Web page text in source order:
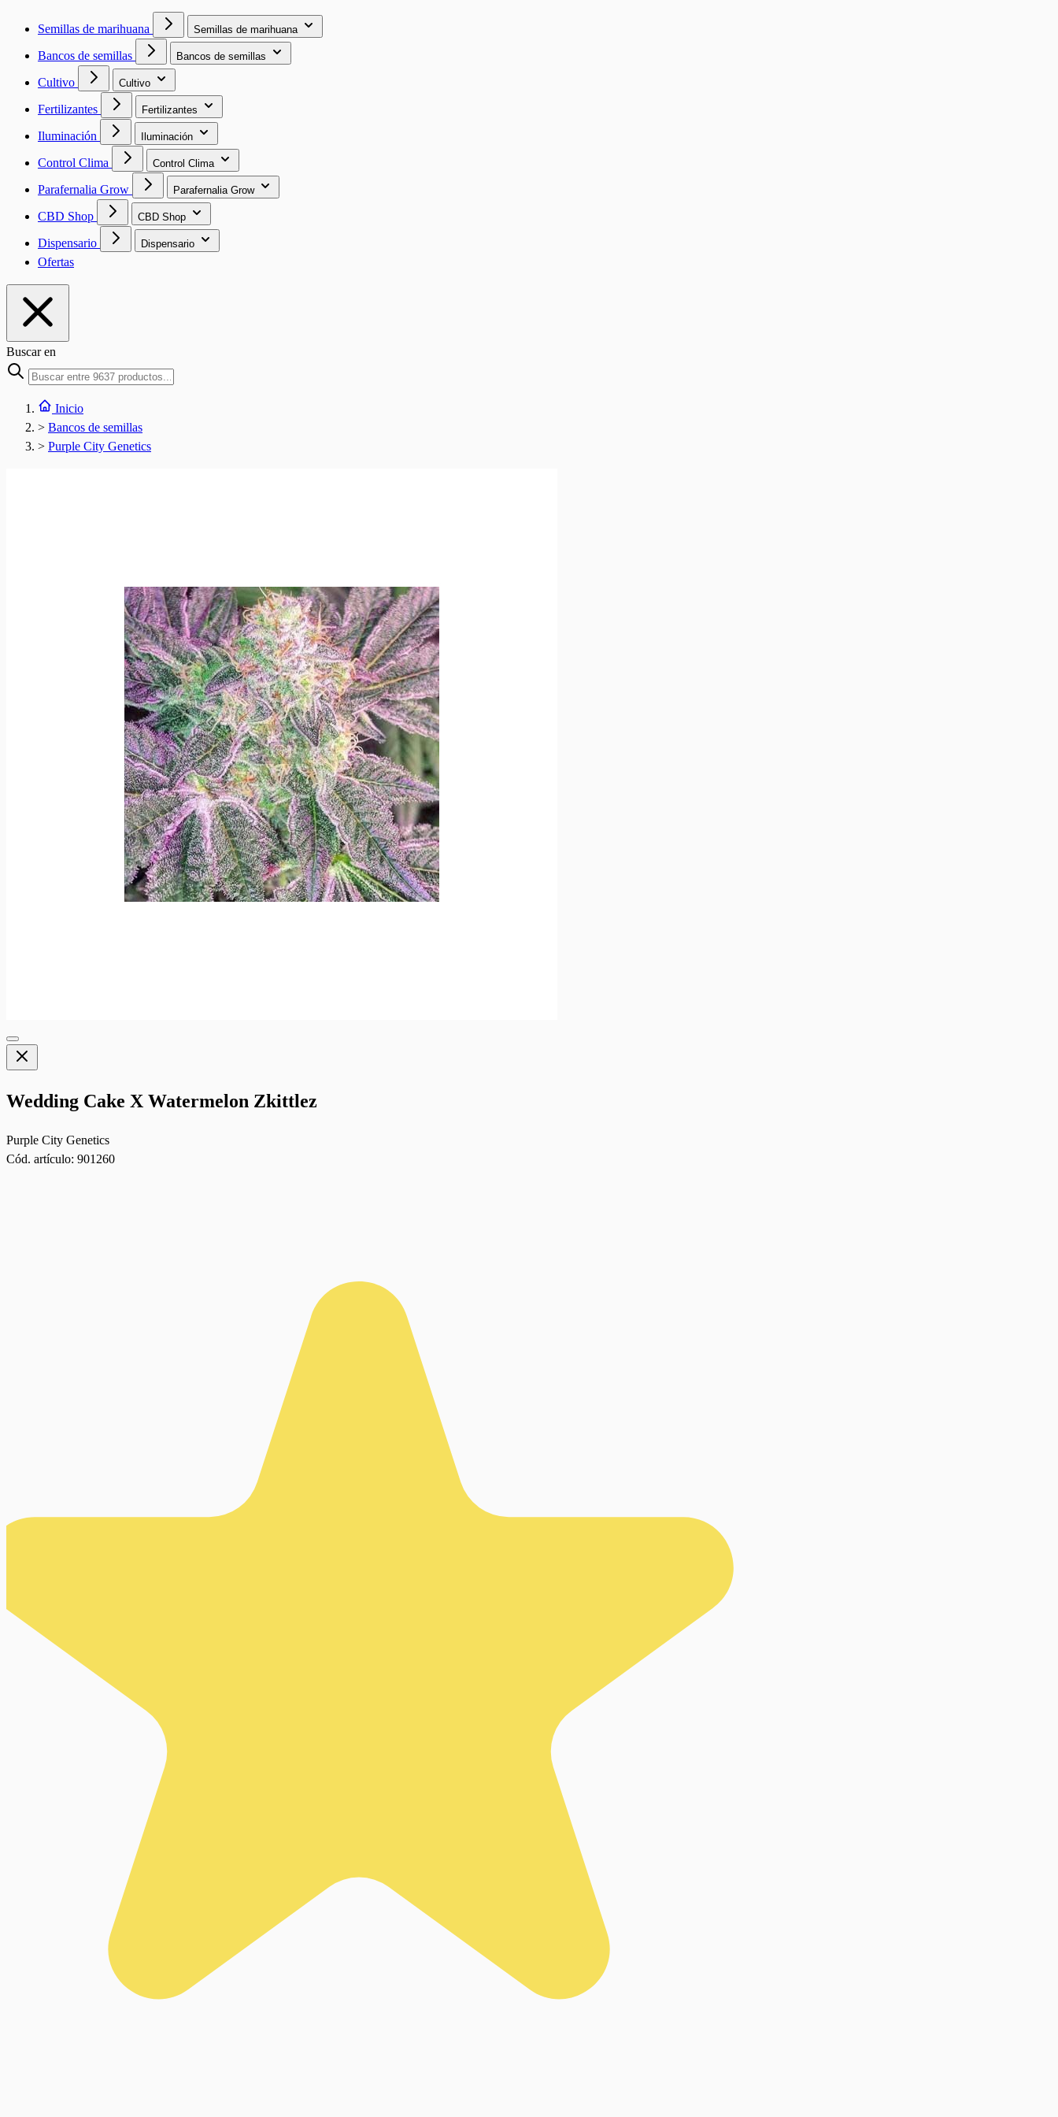
Semillas de marihuana Semillas de marihuana
Bancos de semillas Bancos de semillas
Cultivo Cultivo
Fertilizantes Fertilizantes
Iluminación Iluminación
Control Clima Control Clima
Parafernalia Grow Parafernalia Grow
CBD Shop CBD Shop
Dispensario Dispensario
Ofertas
Buscar en
Inicio
> Bancos de semillas
> Purple City Genetics
Wedding Cake X Watermelon Zkittlez
Purple City Genetics
Cód. artículo: 901260